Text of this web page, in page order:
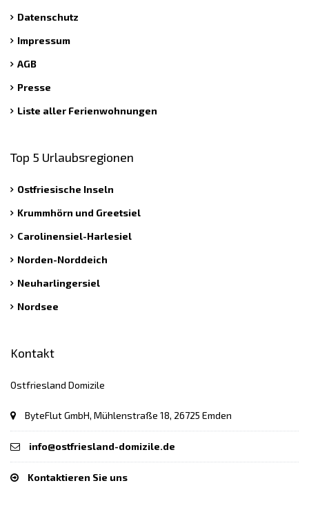
Datenschutz
Impressum
AGB
Presse
Liste aller Ferienwohnungen
Top 5 Urlaubsregionen
Ostfriesische Inseln
Krummhörn und Greetsiel
Carolinensiel-Harlesiel
Norden-Norddeich
Neuharlingersiel
Nordsee
Kontakt
Ostfriesland Domizile
ByteFlut GmbH, Mühlenstraße 18, 26725 Emden
info@ostfriesland-domizile.de
Kontaktieren Sie uns